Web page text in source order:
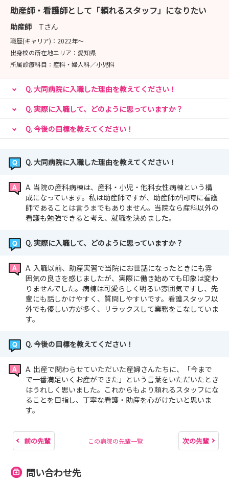
助産師・看護師として「頼れるスタッフ」になりたい
助産師 Tさん
職歴(キャリア)： 2022年〜
出身校の所在地エリア： 愛知県
所属診療科目： 産科・婦人科／小児科
Q. 大同病院に入職した理由を教えてください！
Q. 実際に入職して、どのように思っていますか？
Q. 今後の目標を教えてください！
Q. 大同病院に入職した理由を教えてください！
A. 当院の産科病棟は、産科・小児・他科女性病棟という構
成になっています。私は助産師ですが、助産師が同時に看護
師であることは言うまでもありません。当院なら産科以外の
看護も勉強できると考え、就職を決めました。
Q. 実際に入職して、どのように思っていますか？
A. 入職以前、助産実習で当院にお世話になったときにも雰
囲気の良さを感じましたが、実際に働き始めても印象は変わ
りませんでした。病棟は可愛らしく明るい雰囲気ですし、先
輩にも話しかけやすく、質問しやすいです。看護スタッフ以
外でも優しい方が多く、リラックスして業務をこなしていま
す。
Q. 今後の目標を教えてください！
A. 出産で関わらせていただいた産婦さんたちに、「今まで
で一番満足いくお産ができた」という言葉をいただいたとき
はうれしく思いました。これからもより頼れるスタッフにな
ることを目指し、丁寧な看護・助産を心がけたいと思いま
す。
前の先輩 この病院の先輩一覧 次の先輩
問い合わせ先